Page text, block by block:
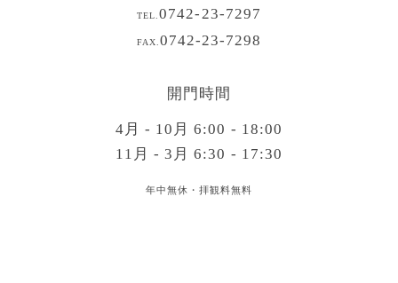
TEL.0742-23-7297
FAX. 0742-23-7298
開門時間
4月 - 10月 6:00 - 18:00
11月 - 3月 6:30 - 17:30
年中無休・拝観料無料